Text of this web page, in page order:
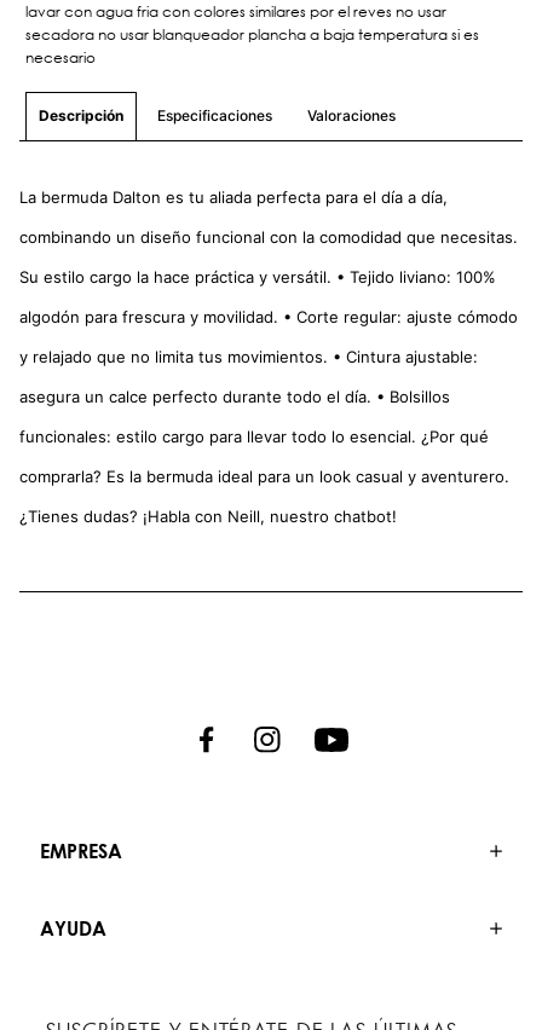
lavar con agua fria con colores similares por el reves no usar
secadora no usar blanqueador plancha a baja temperatura si es
necesario
Descripción Especificaciones Valoraciones
La bermuda Dalton es tu aliada perfecta para el día a día,
combinando un diseño funcional con la comodidad que necesitas.
Su estilo cargo la hace práctica y versátil. • Tejido liviano: 100%
algodón para frescura y movilidad. • Corte regular: ajuste cómodo
y relajado que no limita tus movimientos. • Cintura ajustable:
asegura un calce perfecto durante todo el día. • Bolsillos
funcionales: estilo cargo para llevar todo lo esencial. ¿Por qué
comprarla? Es la bermuda ideal para un look casual y aventurero.
¿Tienes dudas? ¡Habla con Neill, nuestro chatbot!
EMPRESA
AYUDA